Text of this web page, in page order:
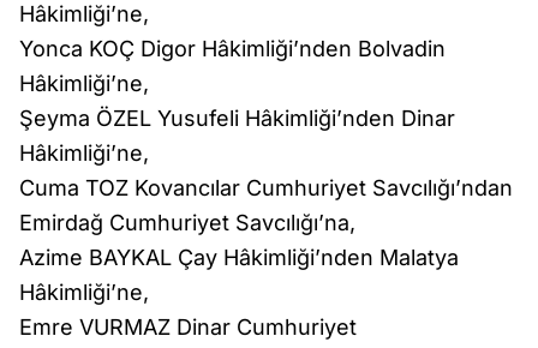
Hâkimliği’ne,
Yonca KOÇ Digor Hâkimliği’nden Bolvadin
Hâkimliği’ne,
Şeyma ÖZEL Yusufeli Hâkimliği’nden Dinar
Hâkimliği’ne,
Cuma TOZ Kovancılar Cumhuriyet Savcılığı’ndan
Emirdağ Cumhuriyet Savcılığı’na,
Azime BAYKAL Çay Hâkimliği’nden Malatya
Hâkimliği’ne,
Emre VURMAZ Dinar Cumhuriyet